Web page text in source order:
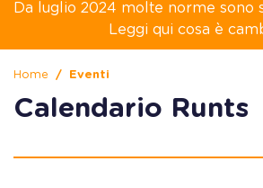
Da luglio 2024 molte norme sono
Leggi qui cosa è
Home Eventi
Calendario Runts